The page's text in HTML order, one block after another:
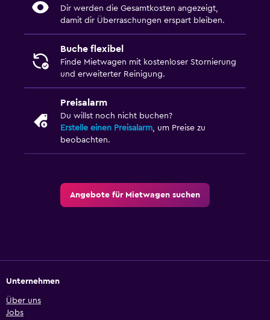
Dir werden die Gesamtkosten angezeigt,
damit dir Überraschungen erspart bleiben.
Buche flexibel
Finde Mietwagen mit kostenloser Stornierung
und erweiterter Reinigung.
Preisalarm
Du willst noch nicht buchen?
Erstelle einen Preisalarm, um Preise zu
beobachten.
Angebote für Mietwagen suchen
Unternehmen
Über uns
Jobs